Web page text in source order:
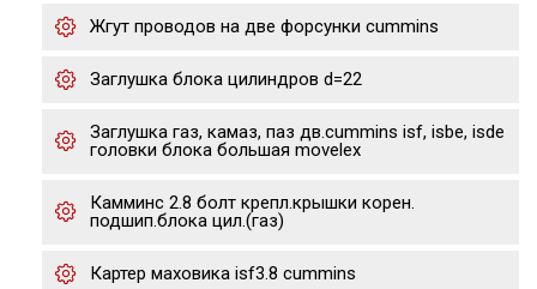
Жгут проводов на две форсунки cummins
Заглушка блока цилиндров d=22
Заглушка газ, камаз, паз дв.cummins isf, isbe, isde
головки блока большая movelex
Камминс 2.8 болт крепл.крышки корен.
подшип.блока цил.(газ)
Картер маховика isf3.8 cummins